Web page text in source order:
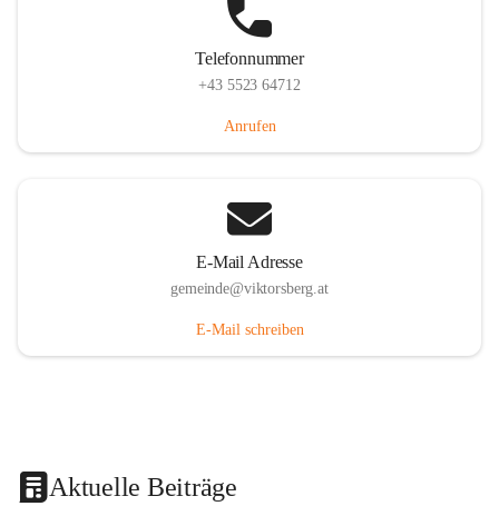
Telefonnummer
+43 5523 64712
Anrufen
E-Mail Adresse
gemeinde@viktorsberg.at
E-Mail schreiben
Aktuelle Beiträge